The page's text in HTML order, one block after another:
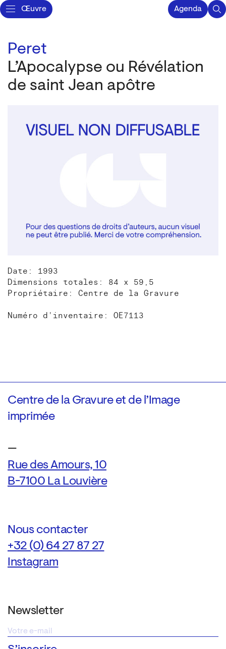
Œuvre Agenda
Peret
L’Apocalypse ou Révélation
de saint Jean apôtre
Date: 1993
Dimensions totales: 84 x 59,5
Propriétaire: Centre de la Gravure
Numéro d'inventaire: OE7113
Centre de la Gravure et de l’Image
imprimée
—
Rue des Amours, 10
B-7100 La Louvière
Nous contacter
+32 (0) 64 27 87 27
Instagram
Newsletter